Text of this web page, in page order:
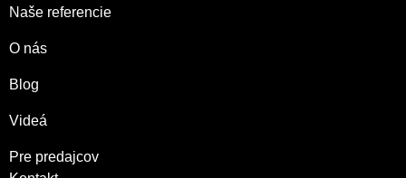
Naše referencie
O nás
Blog
Videá
Pre predajcov